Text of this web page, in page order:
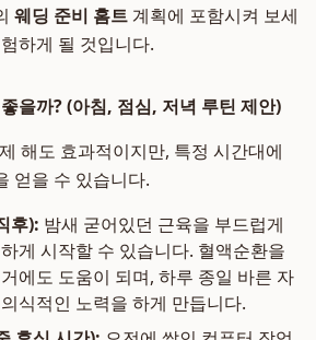
웨딩 준비 홈트 계획에 포함시켜 보세
하게 될 것입니다.
을까? (아침, 점심, 저녁 루틴 제안)
해도 효과적이지만, 특정 시간대에
얻을 수 있습니다.
후): 밤새 굳어있던 근육을 부드럽게
게 시작할 수 있습니다. 혈액순환을
에도 도움이 되며, 하루 종일 바른 자
식적인 노력을 하게 만듭니다.